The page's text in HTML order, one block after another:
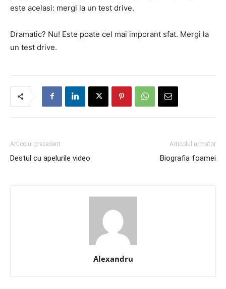
este acelasi: mergi la un test drive.
Dramatic? Nu! Este poate cel mai imporant sfat. Mergi la
un test drive.
Articolul precedent
Destul cu apelurile video
Articolul urmator
Biografia foamei
Alexandru